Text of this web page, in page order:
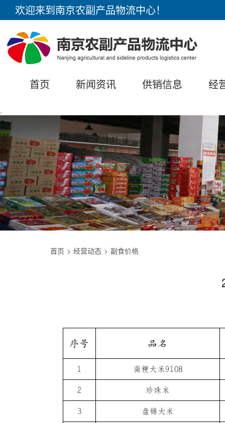
欢迎来到南京农副产品物流中心！
首页 新闻资讯 供销信息 经
.
首页 经营动态 副食价格